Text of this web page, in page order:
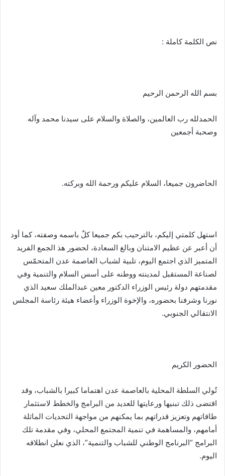
نص الكلمة كاملة :
بسم الله الرحمن الرحيم
الحمدلله رب العالمين، والصلاة والسلام على سيدنا محمد وآله
وصحبة أجمعين
الحاضرون جميعا، السلام عليكم ورحمة الله وبركته.
استهل كلمتي إليكم، بالترحيب بكم جميعا كلٌ باسمه وصفته، كما أود
أن أعبر عن عظيم الامتنان وبالغ السعادة، لحضور هذ الجمع الفريد
المتميز الذي اجتمع اليوم، تلبية لشباب العاصمة عدن المتحمّس
لصناعة المستقبل لمدينته ووطنه على أسس السلام والتنمية وفي
مقدمتهم دولة رئيس الوزراء الدكتور معين عبدالملك سعيد الذي
نورنا وشرفنا بحضوره، والإخوة الوزراء وأعضاء هيئة رئاسة المجلس
الانتقالي الجنوبي.
الحضور الكريم
تُولي السلطة المحلية بالعاصمة عدن اهتماما كبيرا بالشباب، وقد
اقتضى ذلك تبنيها ورعايتها للعديد من البرامج والخطط لاستثمار
طاقاتهم وتعزيز قدراتهم بما يمكنهم من مواجهة التحديات الماثلة
أمامهم، والمساهمة في تنمية المجتمع المحلي، وفي مقدمة تلك
البرامج “البرنامج الوطني للشباب والتنمية”، الذي نعلن انطلاقه
اليوم.